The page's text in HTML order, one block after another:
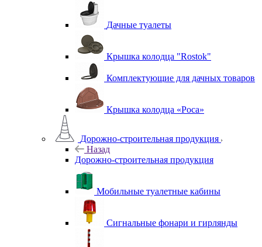
Дачные туалеты
Крышка колодца "Rostok"
Комплектующие для дачных товаров
Крышка колодца «Роса»
Дорожно-строительная продукция
Назад
Дорожно-строительная продукция
Мобильные туалетные кабины
Сигнальные фонари и гирлянды